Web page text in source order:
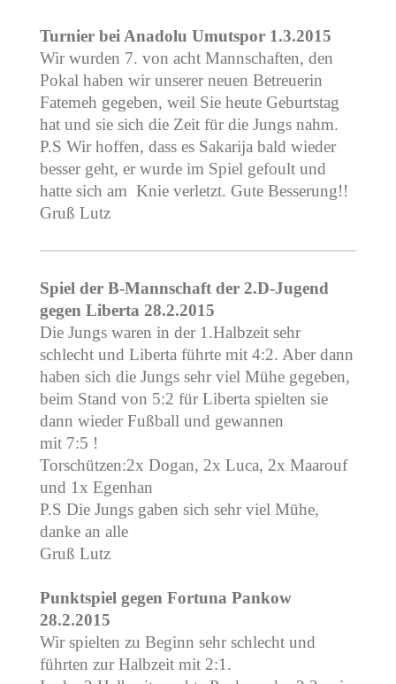
Turnier bei Anadolu Umutspor 1.3.2015
Wir wurden 7. von acht Mannschaften, den
Pokal haben wir unserer neuen Betreuerin
Fatemeh gegeben, weil Sie heute Geburtstag
hat und sie sich die Zeit für die Jungs nahm.
P.S Wir hoffen, dass es Sakarija bald wieder
besser geht, er wurde im Spiel gefoult und
hatte sich am Knie verletzt. Gute Besserung!!
Gruß Lutz
Spiel der B-Mannschaft der 2.D-Jugend
gegen Liberta 28.2.2015
Die Jungs waren in der 1.Halbzeit sehr
schlecht und Liberta führte mit 4:2. Aber dann
haben sich die Jungs sehr viel Mühe gegeben,
beim Stand von 5:2 für Liberta spielten sie
dann wieder Fußball und gewannen
mit 7:5 !
Torschützen:2x Dogan, 2x Luca, 2x Maarouf
und 1x Egenhan
P.S Die Jungs gaben sich sehr viel Mühe,
danke an alle
Gruß Lutz
Punktspiel gegen Fortuna Pankow
28.2.2015
Wir spielten zu Beginn sehr schlecht und
führten zur Halbzeit mit 2:1.